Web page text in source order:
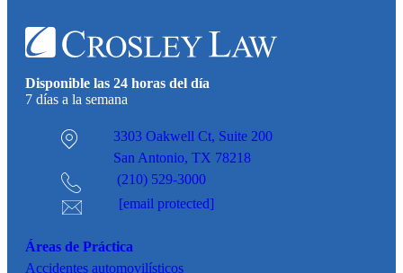
Disponible las 24 horas del día
7 días a la semana
3303 Oakwell Ct, Suite 200
San Antonio, TX 78218
(210) 529-3000
[email protected]
Áreas de Práctica
Accidentes automovilísticos